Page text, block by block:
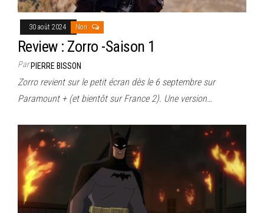
30 août 2024 Non
Review : Zorro -Saison 1
ParPIERRE BISSON
Zorro revient sur le petit écran dès le 6 septembre sur
Paramount + (et bientôt sur France 2). Une version…